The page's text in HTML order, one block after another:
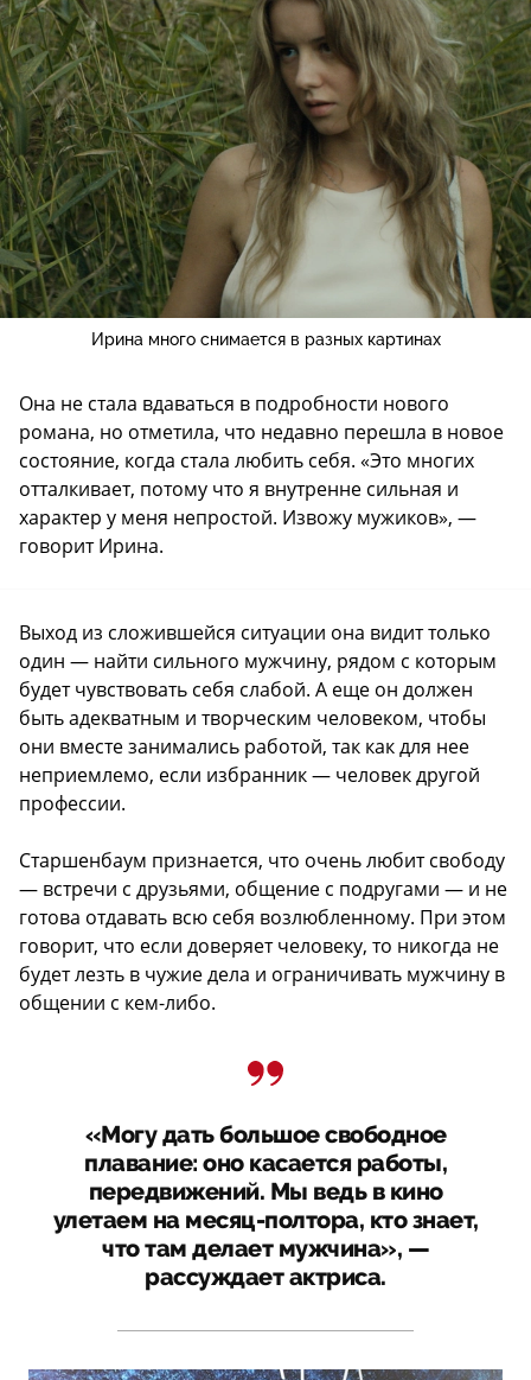
Ирина много снимается в разных картинах
Она не стала вдаваться в подробности нового
романа, но отметила, что недавно перешла в новое
состояние, когда стала любить себя. «Это многих
отталкивает, потому что я внутренне сильная и
характер у меня непростой. Извожу мужиков», —
говорит Ирина.
Выход из сложившейся ситуации она видит только
один — найти сильного мужчину, рядом с которым
будет чувствовать себя слабой. А еще он должен
быть адекватным и творческим человеком, чтобы
они вместе занимались работой, так как для нее
неприемлемо, если избранник — человек другой
профессии.
Старшенбаум признается, что очень любит свободу
— встречи с друзьями, общение с подругами — и не
готова отдавать всю себя возлюбленному. При этом
говорит, что если доверяет человеку, то никогда не
будет лезть в чужие дела и ограничивать мужчину в
общении с кем-либо.
«Могу дать большое свободное
плавание: оно касается работы,
передвижений. Мы ведь в кино
улетаем на месяц-полтора, кто знает,
что там делает мужчина», —
рассуждает актриса.